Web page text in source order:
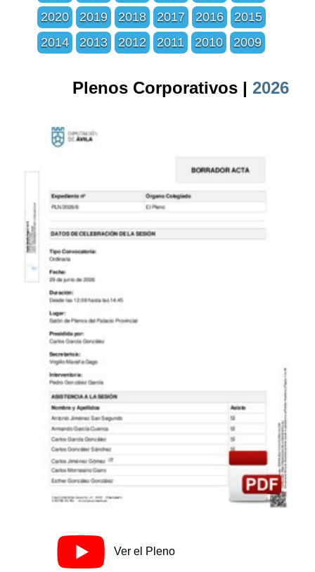
2020
2019 2018 2017 2016
2015
2014
2013 2012 2011 2010 2009
Plenos Corporativos | 2026
Ver el Pleno